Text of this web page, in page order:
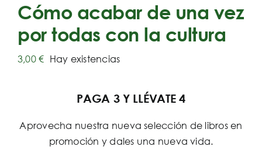
Cómo acabar de una vez
por todas con la cultura
3,00€ Hay existencias
PAGA 3 Y LLÉVATE 4
Aprovecha nuestra nueva selección de libros en
promoción y dales una nueva vida.